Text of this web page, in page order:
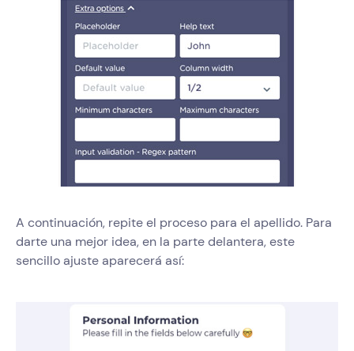
A continuación, repite el proceso para el apellido. Para
darte una mejor idea, en la parte delantera, este
sencillo ajuste aparecerá así: